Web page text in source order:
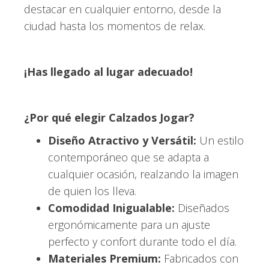
destacar en cualquier entorno, desde la
ciudad hasta los momentos de relax.
¡Has llegado al lugar adecuado!
¿Por qué elegir Calzados Jogar?
Diseño Atractivo y Versátil: Un estilo
contemporáneo que se adapta a
cualquier ocasión, realzando la imagen
de quien los lleva.
Comodidad Inigualable: Diseñados
ergonómicamente para un ajuste
perfecto y confort durante todo el día.
Materiales Premium: Fabricados con